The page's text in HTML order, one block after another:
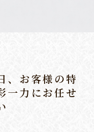
、お客様の特
一力にお任せ